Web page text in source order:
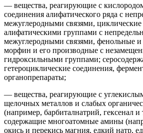
— вещества, реагирующие с
соединения алифатического ряда с
межуглеродными связями,
алифатическими группами с
межуглеродными связями, фенольные
морфин и его производные с
гидроксильными группами;
гетероциклические соединения,
органопрепараты;
— вещества, реагирующие с
щелочных металлов и слабых
(например, барбиталнатрий, гексенал и
содержащие многоатомные амины
окись и перекись магния, едкий натр,